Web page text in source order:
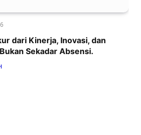
dari Kinerja, Inovasi, dan
Sekadar Absensi.